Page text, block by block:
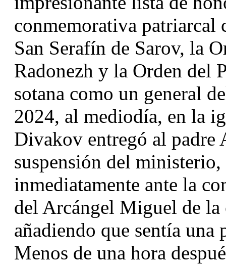
conmemorativa patriarcal
San Serafín de Sarov, la
Radonezh y la Orden del
sotana como un general
2024, al mediodía, en la
Divakov entregó al padre
suspensión del
inmediatamente ante la
del Arcángel Miguel de
añadiendo que sentía
Menos de una hora